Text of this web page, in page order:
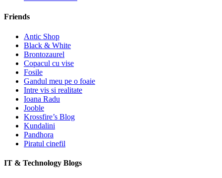
Friends
Antic Shop
Black & White
Brontozaurel
Copacul cu vise
Fosile
Gandul meu pe o foaie
Intre vis si realitate
Ioana Radu
Jooble
Krossfire’s Blog
Kundalini
Pandhora
Piratul cinefil
IT & Technology Blogs